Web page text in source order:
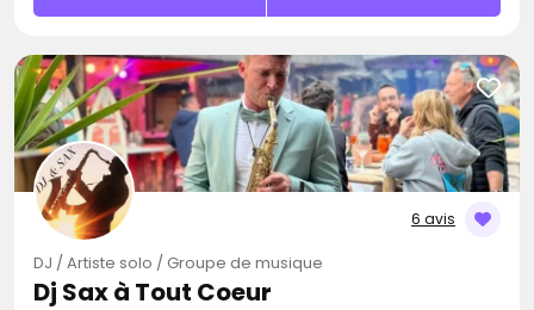
6 avis
DJ / Artiste solo / Groupe de musique
Dj Sax à Tout Coeur